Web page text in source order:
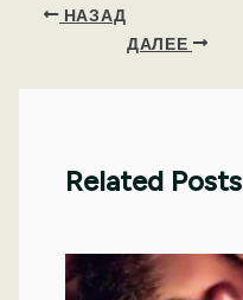
НАЗАД
ДАЛЕЕ
Related Posts